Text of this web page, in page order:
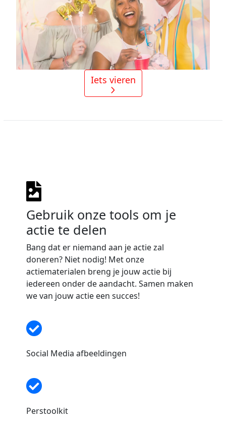
Iets vieren
Gebruik onze tools om je
actie te delen
Bang dat er niemand aan je actie zal
doneren? Niet nodig! Met onze
actiematerialen breng je jouw actie bij
iedereen onder de aandacht. Samen maken
we van jouw actie een succes!
Social Media afbeeldingen
Perstoolkit